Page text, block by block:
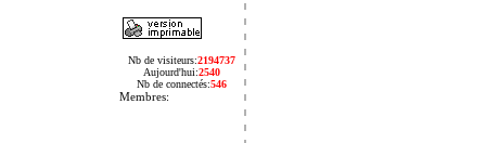
Nb de visiteurs:2194737
Aujourd'hui:2540
Nb de connectés:546
Membres: